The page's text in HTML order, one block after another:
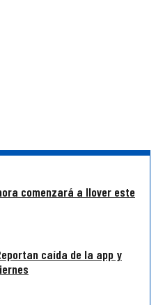
comenzará a llover este
caída de la app y